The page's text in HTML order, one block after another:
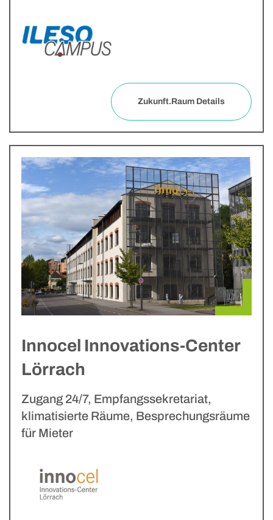
Zukunft.Raum Details
Innocel Innovations-Center
Lörrach
Zugang 24/7, Empfangssekretariat,
klimatisierte Räume, Besprechungsräume
für Mieter